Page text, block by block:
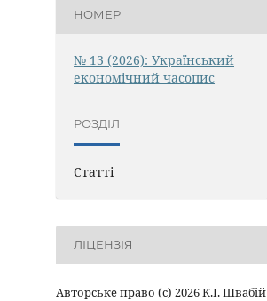
НОМЕР
№ 13 (2026): Український
економічний часопис
РОЗДІЛ
Статті
ЛІЦЕНЗІЯ
Авторське право (c) 2026 К.І. Швабій